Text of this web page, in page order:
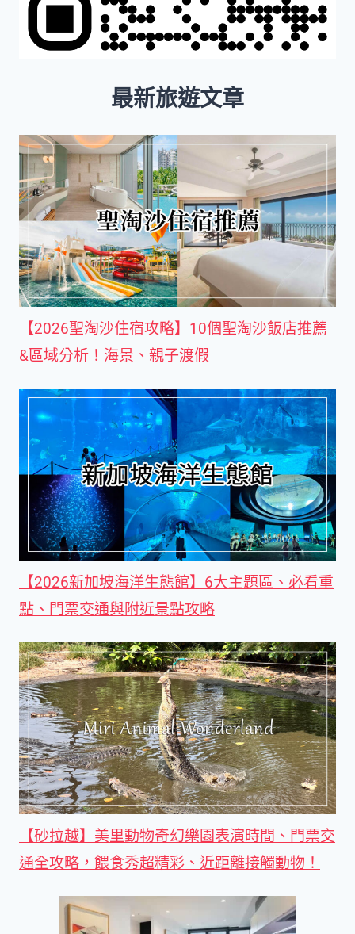
最新旅遊文章
【2026聖淘沙住宿攻略】10個聖淘沙飯店推薦
&區域分析！海景、親子渡假
【2026新加坡海洋生態館】6大主題區、必看重
點、門票交通與附近景點攻略
【砂拉越】美里動物奇幻樂園表演時間、門票交
通全攻略，餵食秀超精彩、近距離接觸動物！